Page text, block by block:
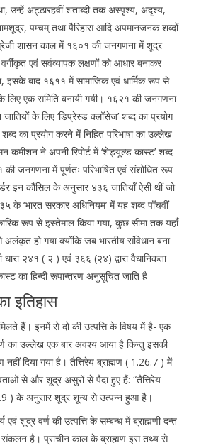
उन्हें अट्ठारहवीं शताब्दी तक अस्पृश्य, अदृश्य,
पम्चम् तथा पैरिहास आदि अपमानजनक शब्दों
शासन काल में १६०१ की जनगणना में शूद्र
एवं सर्वव्यापक लक्षणों को आधार बनाकर
इसके बाद १६११ में सामाजिक एवं धार्मिक रूप से
लिए एक समिति बनायी गयी। १६२१ की जनगणना
के लिए ‘डिप्रेस्ड क्लॉसेज’ शब्द का प्रयोग
का प्रयोग करने में निहित परिभाषा का उल्लेख
कमीशन ने अपनी रिपोर्ट में ‘शेड्यूल्ड कास्ट’ शब्द
जनगणना में पूर्णतः परिभाषित एवं संशोधित रूप
इन कौंसिल के अनुसार ४३६ जातियाँ ऐसी थीं जो
के ‘भारत सरकार अधिनियम’ में यह शब्द पाँचवीं
रूप से इस्तेमाल किया गया, कुछ सीमा तक यहाँ
हो गया क्योंकि जब भारतीय संविधान बना
२४१ ( २ ) एवं ३६६ (२४) द्वारा वैधानिकता
का हिन्दी रूपान्तरण अनुसूचित जाति है
इतिहास
हैं। इनमें से दो की उत्पत्ति के विषय में है- एक
का उल्लेख एक बार अवश्य आया है किन्तु इसकी
नहीं दिया गया है। तैत्तिरेय ब्राह्मण ( 1.26.7 ) में
से और शूद्र असुरों से पैदा हुए हैं: “तैत्तिरेय
) के अनुसार शूद्र शून्य से उत्पन्न हुआ है।
एवं शूद्र वर्ण की उत्पत्ति के सम्बन्ध में ब्राह्मणी दन्त
है। प्राचीन काल के ब्राह्मण इस तथ्य से